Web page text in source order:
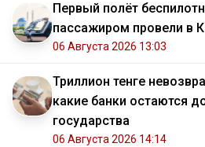
Первый полёт
пассажиром провели в
06 Августа 2026 13:03
Триллион тенге
какие банки остаются
государства
06 Августа 2026 14:14